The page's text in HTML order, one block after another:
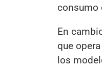
consumo
En
que
los